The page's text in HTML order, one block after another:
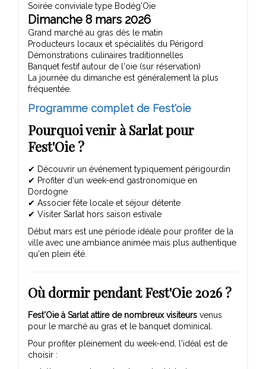
Soirée conviviale type Bodég'Oie
Dimanche 8 mars 2026
Grand marché au gras dès le matin
Producteurs locaux et spécialités du Périgord
Démonstrations culinaires traditionnelles
Banquet festif autour de l'oie (sur réservation)
La journée du dimanche est généralement la plus
fréquentée.
Programme complet de Fest'oie
Pourquoi venir à Sarlat pour
Fest'Oie ?
✔ Découvrir un événement typiquement périgourdin
✔ Profiter d'un week-end gastronomique en
Dordogne
✔ Associer fête locale et séjour détente
✔ Visiter Sarlat hors saison estivale
Début mars est une période idéale pour profiter de la
ville avec une ambiance animée mais plus authentique
qu'en plein été.
Où dormir pendant Fest'Oie 2026 ?
Fest'Oie à Sarlat attire de nombreux visiteurs venus
pour le marché au gras et le banquet dominical.
Pour profiter pleinement du week-end, l'idéal est de
choisir :